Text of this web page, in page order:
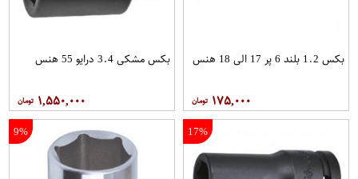
بکس 1.2 بلند 6 پر 17 الی 18 هنس
۱۷۵,۰۰۰
بکس مشکی 3.4 درایو 55 هنس
۱,۵۵۰,۰۰۰
17%
9%